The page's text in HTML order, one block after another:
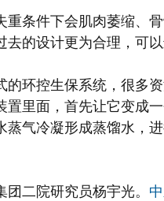
条件下会肌肉萎缩、骨
去的设计更为合理，可
控生保系统，很多资
里面，首先让它变成
气冷凝形成蒸馏水，
二院研究员杨宇光。